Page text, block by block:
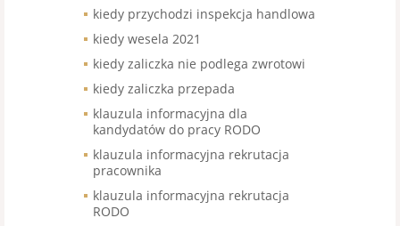
kiedy przychodzi inspekcja handlowa
kiedy wesela 2021
kiedy zaliczka nie podlega zwrotowi
kiedy zaliczka przepada
klauzula informacyjna dla
kandydatów do pracy RODO
klauzula informacyjna rekrutacja
pracownika
klauzula informacyjna rekrutacja
RODO